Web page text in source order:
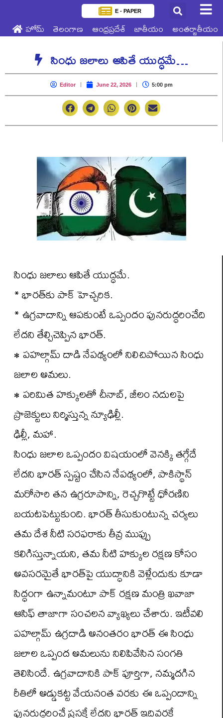
E - PAPER
హోమ్ తెలంగాణ ఆంధ్రప్రదేశ్ జాతీయం అంతర్జాతీయం
సింధు జలాలు ఆపితే యుద్ధమే…
Editor June 22, 2026 5:00 pm
సింధు జలాలు ఆపితే యుద్ధమే.
* భారత్‌కు పాక్ హెచ్చరిక.
* ఉగ్రవాదాన్ని ఆపకుంటే ఒప్పందం పునరుద్ధరించేది
లేదని తేల్చిచెప్పిన భారత్.
• పహల్గామ్ దాడి నేపథ్యంలో నిలిచిపోయిన సింధు
జలాల అమలు.
• పరిమిత హక్కులతో చీనాబ్, జీలం నదులపై
ప్రాజెక్టులు నిర్మిస్తున్న న్యూఢిల్లీ.
ఢిల్లీ, మహా.
సింధు జలాల ఒప్పందం విషయంలో వెనక్కి తగ్గేదే
లేదని భారత్ స్పష్టం చేసిన నేపథ్యంలో, పాకిస్థాన్
మరోసారి తన ఉగ్రరూపాన్ని, రెచ్చగొట్టే ధోరణిని
బయటపెట్టుకుంది. భారత్ తీసుకుంటున్న చర్యలు
తమ దేశ నీటి సరఫరాకు తీవ్ర ముప్పు
కలిగిస్తున్నాయని, తమ నీటి హక్కుల రక్షణ కోసం
అవసరమైతే భారత్‌పై యుద్ధానికి వెళ్లేందుకు కూడా
సిద్ధంగా ఉన్నామంటూ పాక్ రక్షణ మంత్రి ఖవాజా
ఆసిఫ్ తాజాగా సంచలన వ్యాఖ్యలు చేశారు. ఇటీవలి
పహల్గామ్ ఉగ్రదాడి అనంతరం భారత్ ఈ సింధు
జలాల ఒప్పంద అమలును నిలిపివేసిన సంగతి
తెలిసిందే. ఉగ్రవాదానికి పాక్ పూర్తిగా, నమ్మదగిన
రీతిలో అడ్డుకట్ట వేయనంత వరకు ఈ ఒప్పందాన్ని
పునరుద్ధరించే ప్రసక్తే లేదని భారత్ ఇదివరకే